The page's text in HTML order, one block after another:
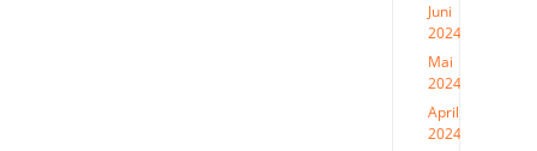
Juni
2024
Mai
2024
April
2024